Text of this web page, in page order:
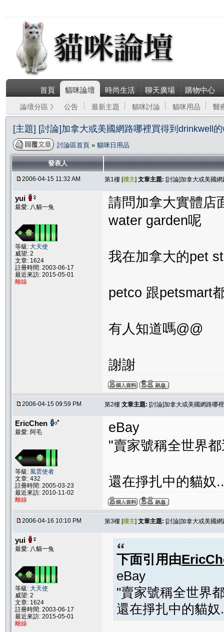
首頁 貓咪論壇 時尚生活 聊天廣場 購物中心
論壇分區 》 公告 最新主題 貓咪討論 貓咪用品 醫
[主題] [討論]加拿大或美國網路哪裡買得到drinkwell
討論區首頁 » 貓咪日用品
發表人
2006-04-15 11:32 AM 第1樓 [樓主] 文章主題: [討論]加拿大或美國
yui
最愛: 八貓一兔
等級: 大天使
威望: 2
文章: 1624
註冊時間: 2003-06-17
最近來訪: 2015-05-01
離線
請問加拿大實體店
water garden呢
我在加拿大的pet
petco 跟petsmart
有人知道嗎@@
謝謝
2006-04-15 09:59 PM 第2樓 文章主題: [討論]加拿大或美國網路哪
EricChen
最愛: 阿毛
等級: 風雲使者
文章: 432
註冊時間: 2005-03-23
最近來訪: 2010-11-02
離線
eBay
"賣家號稱全世界
還在掙扎中的貓奴
2006-04-16 10:10 PM 第3樓 [樓主] 文章主題: [討論]加拿大或美國
yui
最愛: 八貓一兔
等級: 大天使
威望: 2
文章: 1624
註冊時間: 2003-06-17
最近來訪: 2015-05-01
離線
下面引用由
eBay
"賣家號稱全世界
還在掙扎中的貓奴